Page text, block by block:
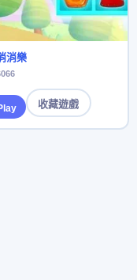
消樂
收藏遊戲